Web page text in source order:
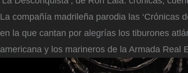
La compañía madrileña parodia las ‘Crónicas
en la que cantan por alegrías los tiburones
americana y los marineros de la Armada Real